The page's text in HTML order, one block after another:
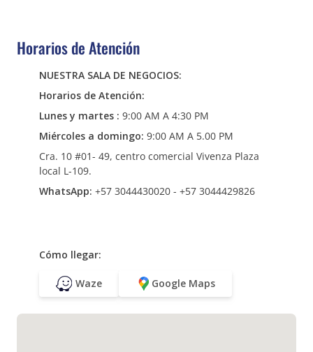
Horarios de Atención
NUESTRA SALA DE NEGOCIOS:
Horarios de Atención:
Lunes y martes : 9:00 AM A 4:30 PM
Miércoles a domingo: 9:00 AM A 5.00 PM
Cra. 10 #01- 49, centro comercial Vivenza Plaza
local L-109.
WhatsApp: +57 3044430020 - +57 3044429826
Cómo llegar:
Waze Google Maps